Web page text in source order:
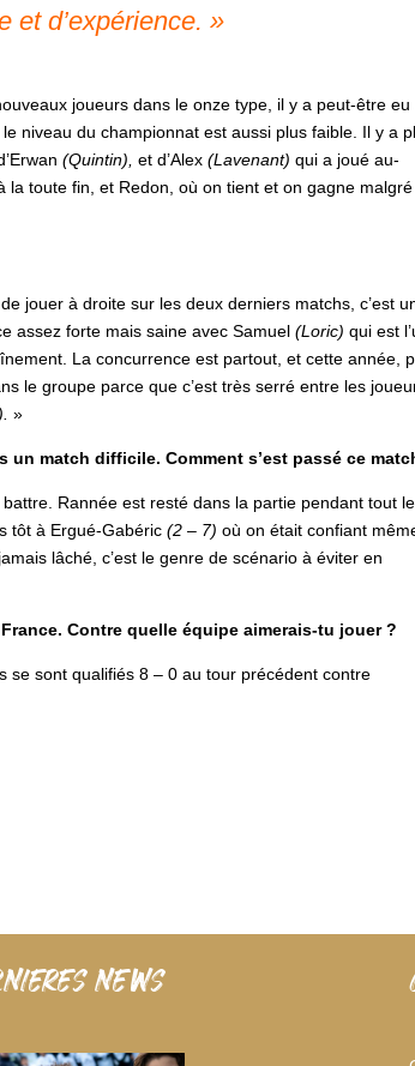
et d’expérience. »
joueurs dans le onze type, il y a peut-être eu
niveau du championnat est aussi plus faible. Il y a
(Quintin), et d’Alex (Lavenant) qui a joué au-
toute fin, et Redon, où on tient et on gagne
jouer à droite sur les deux derniers matchs, c’est
assez forte mais saine avec Samuel(Loric) qui est
La concurrence est partout, et cette année,
le groupe parce que c’est très serré entre les
»
match difficile. Comment s’est passé ce
Rannée est resté dans la partie pendant tout le
tôt à Ergué-Gabéric(2 – 7) où on était confiant
lâché, c’est le genre de scénario à éviter en
Contre quelle équipe aimerais-tu jouer ?
se sont qualifiés 8 – 0 au tour précédent contre
news